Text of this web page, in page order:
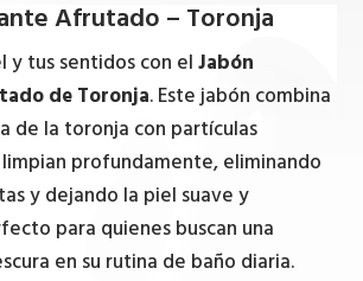
Afrutado – Toronja
y tus sentidos con elJabón
de Toronja. Este jabón combina
de la toronja con partículas
profundamente, eliminando
y dejando la piel suave y
para quienes buscan una
en su rutina de baño diaria.